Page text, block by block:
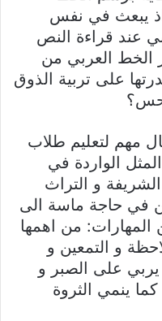
اذ يبعث في نفس
عند قراءة النص
الخط العربي من
على تربية الذوق
مهم لتعليم طلاب
الواردة في
الشريفة و التراث
في حاجة ماسة الى
المهارات: من اهمها
و التمعين و
يربي على الصبر و
ينمي الثروة